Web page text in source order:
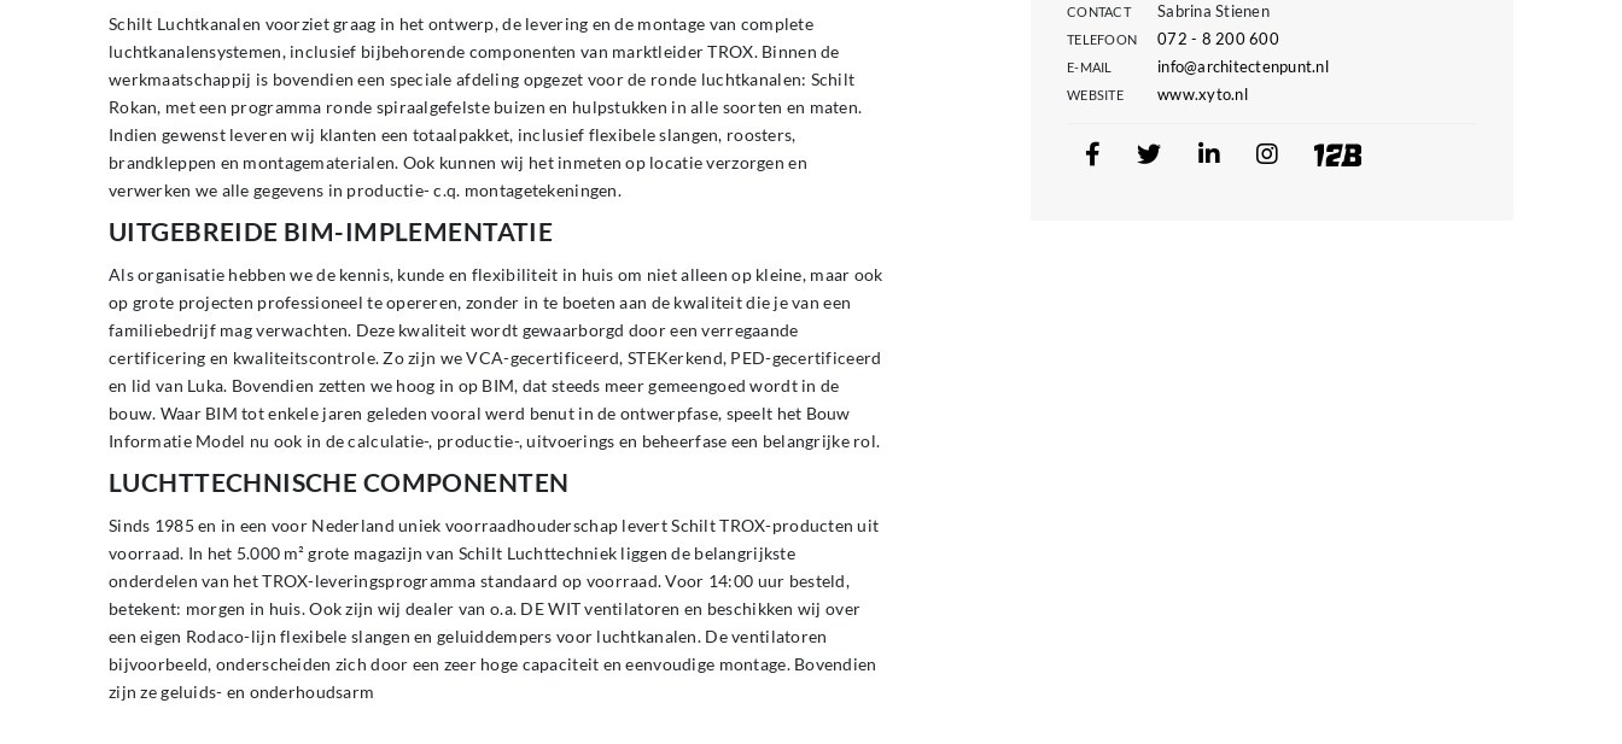
Schilt Luchtkanalen voorziet graag in het ontwerp, de levering en de montage van complete
luchtkanalensystemen, inclusief bijbehorende componenten van marktleider TROX. Binnen de
werkmaatschappij is bovendien een speciale afdeling opgezet voor de ronde luchtkanalen: Schilt
Rokan, met een programma ronde spiraalgefelste buizen en hulpstukken in alle soorten en maten.
Indien gewenst leveren wij klanten een totaalpakket, inclusief flexibele slangen, roosters,
brandkleppen en montagematerialen. Ook kunnen wij het inmeten op locatie verzorgen en
verwerken we alle gegevens in productie- c.q. montagetekeningen.
UITGEBREIDE BIM-IMPLEMENTATIE
Als organisatie hebben we de kennis, kunde en flexibiliteit in huis om niet alleen op kleine, maar ook
op grote projecten professioneel te opereren, zonder in te boeten aan de kwaliteit die je van een
familiebedrijf mag verwachten. Deze kwaliteit wordt gewaarborgd door een verregaande
certificering en kwaliteitscontrole. Zo zijn we VCA-gecertificeerd, STEKerkend, PED-gecertificeerd
en lid van Luka. Bovendien zetten we hoog in op BIM, dat steeds meer gemeengoed wordt in de
bouw. Waar BIM tot enkele jaren geleden vooral werd benut in de ontwerpfase, speelt het Bouw
Informatie Model nu ook in de calculatie-, productie-, uitvoerings en beheerfase een belangrijke rol.
LUCHTTECHNISCHE COMPONENTEN
Sinds 1985 en in een voor Nederland uniek voorraadhouderschap levert Schilt TROX-producten uit
voorraad. In het 5.000 m² grote magazijn van Schilt Luchttechniek liggen de belangrijkste
onderdelen van het TROX-leveringsprogramma standaard op voorraad. Voor 14:00 uur besteld,
betekent: morgen in huis. Ook zijn wij dealer van o.a. DE WIT ventilatoren en beschikken wij over
een eigen Rodaco-lijn flexibele slangen en geluiddempers voor luchtkanalen. De ventilatoren
bijvoorbeeld, onderscheiden zich door een zeer hoge capaciteit en eenvoudige montage. Bovendien
zijn ze geluids- en onderhoudsarm
CONTACT Sabrina Stienen
TELEFOON 072 - 8 200 600
E-MAIL info@architectenpunt.nl
WEBSITE www.xyto.nl